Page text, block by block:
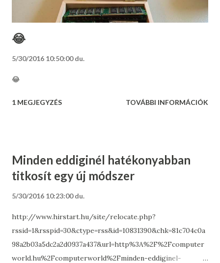
😂
5/30/2016 10:50:00 du.
😂
1 MEGJEGYZÉS TOVÁBBI INFORMÁCIÓK
Minden eddiginél hatékonyabban
titkosít egy új módszer
5/30/2016 10:23:00 du.
http://www.hirstart.hu/site/relocate.php?
rssid=1&rsspid=30&ctype=rss&id=10831390&chk=81c704c0a
98a2b03a5dc2a2d0937a437&url=http%3A%2F%2Fcomputer
world.hu%2Fcomputerworld%2Fminden-eddiginel-